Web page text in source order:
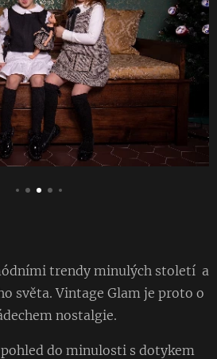
trendy minulých století a
světa. Vintage Glam je proto o
nostalgie.
do minulosti s dotykem